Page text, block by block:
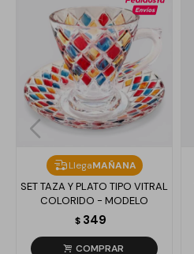
LlegaMAÑANA
SET TAZA Y PLATO TIPO VITRAL
COLORIDO - MODELO
$ 349